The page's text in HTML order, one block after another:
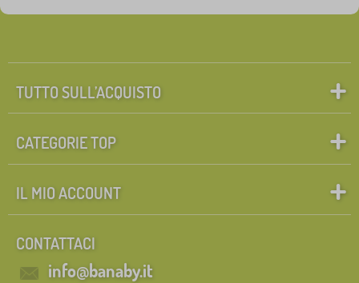
TUTTO SULL’ACQUISTO
CATEGORIE TOP
IL MIO ACCOUNT
CONTATTACI
info@banaby.it